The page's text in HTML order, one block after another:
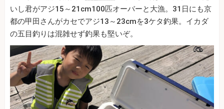
いし君がアジ15～21cm100匹オーバーと大漁。31日にも京
都の甲田さんがカセでアジ13～23cmを3ケタ釣果。イカダ
の五目釣りは混雑せず釣果も堅いぞ。